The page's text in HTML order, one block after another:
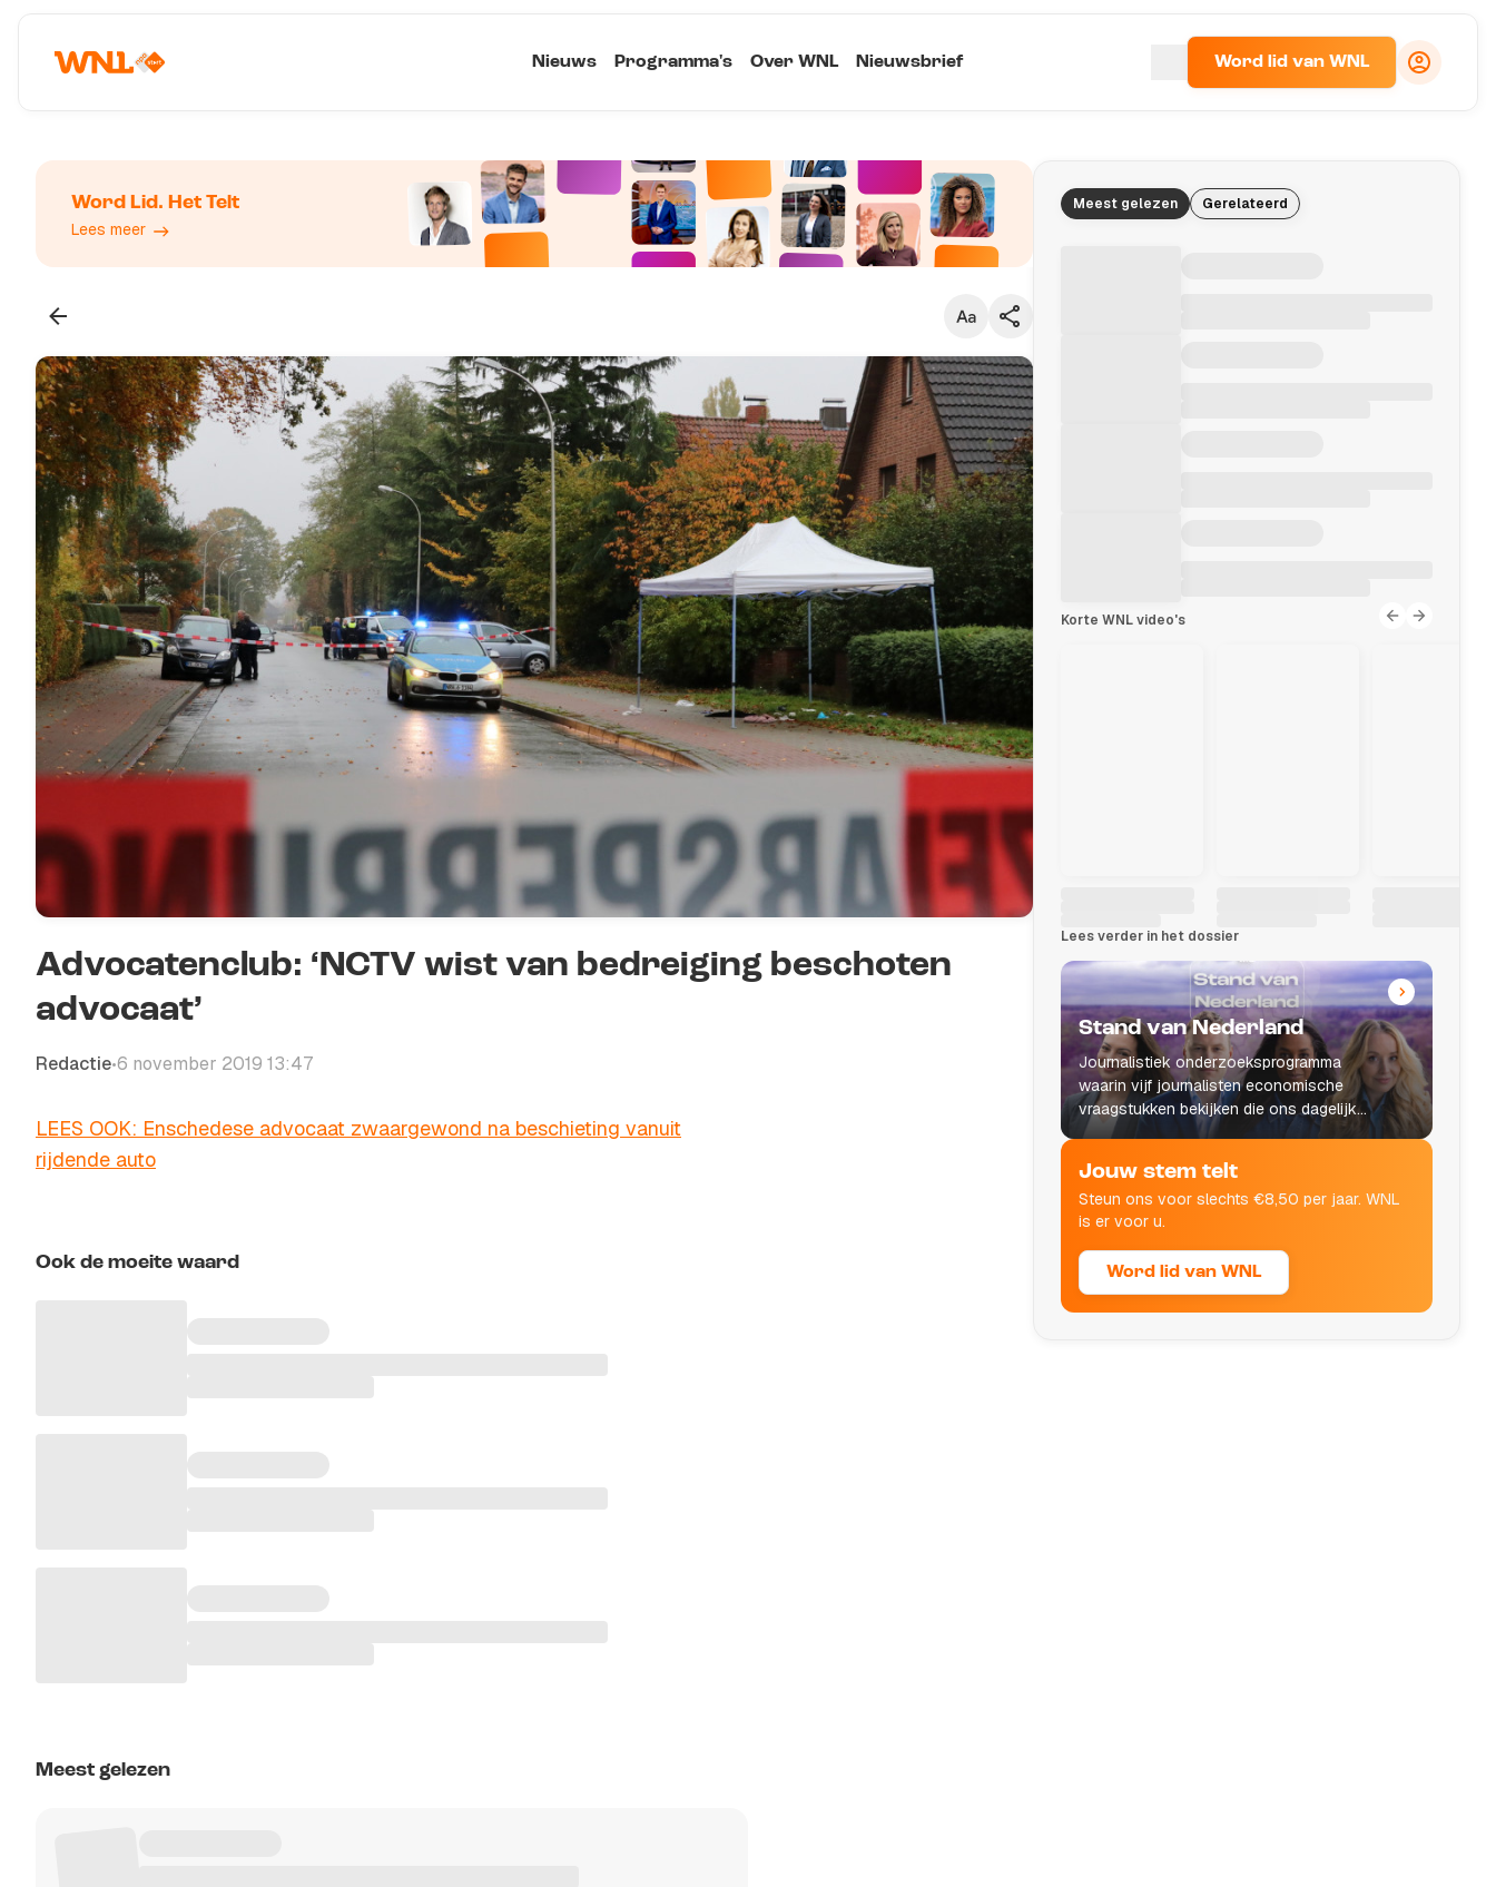
Nieuws Programma's Over WNL Nieuwsbrief Word lid van WNL
Word Lid. Het Telt
Lees meer
Klein
Standaard
Groot
Kopieer link
Advocatenclub: ‘NCTV wist van bedreiging beschoten
advocaat’
Redactie•6 november 2019 13:47
LEES OOK: Enschedese advocaat zwaargewond na beschieting vanuit
rijdende auto
Ook de moeite waard
Meest gelezen
Meest gelezen Gerelateerd
Korte WNL video's
Lees verder in het dossier
Stand van Nederland
Journalistiek onderzoeksprogramma
waarin vijf journalisten economische
vraagstukken bekijken die ons dagelijks
leven raken.
Jouw stem telt
Steun ons voor slechts €8,50 per jaar. WNL
is er voor u.
Word lid van WNL